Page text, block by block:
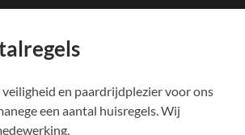
veiligheid en paardrijdplezier voor ons
een aantal huisregels. Wij